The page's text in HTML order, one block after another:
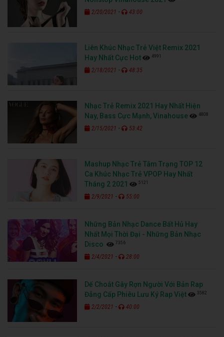
2/20/2021 - 43:00
Liên Khúc Nhạc Trẻ Việt Remix 2021
Hay Nhất Cực Hot
4991
2/18/2021 - 48:35
Nhạc Trẻ Remix 2021 Hay Nhất Hiện
Nay, Bass Cực Mạnh, Vinahouse
4808
2/15/2021 - 53:42
Mashup Nhạc Trẻ Tâm Trạng TOP 12
Ca Khúc Nhạc Trẻ VPOP Hay Nhất
Tháng 2 2021
5121
2/9/2021 - 55:00
Những Bản Nhạc Dance Bất Hủ Hay
Nhất Mọi Thời Đại - Những Bản Nhạc
Disco
7356
2/4/2021 - 28:00
Dế Choắt Gây Rợn Người Với Bản Rap
Đẳng Cấp Phiêu Lưu Ký Rap Việt
3582
2/2/2021 - 40:00